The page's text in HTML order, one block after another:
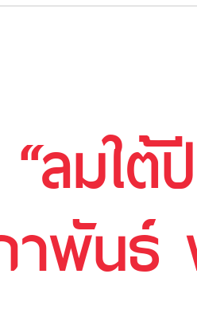
ลมใต้
พันธ์